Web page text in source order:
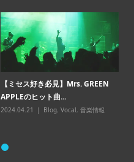
【ミセス好き必見】Mrs. GREEN
APPLEのヒット曲...
2024.04.21 Blog, Vocal, 音楽情報